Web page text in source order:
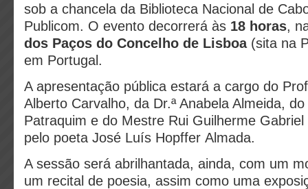
sob a chancela da Biblioteca Nacional de
Publicom. O evento decorrerá às 18 horas,
dos Paços do Concelho de Lisboa(sita na
em Portugal.
A apresentação pública estará a cargo do
Alberto Carvalho, da Dr.ª Anabela Almeida,
Patraquim e do Mestre Rui Guilherme
pelo poeta José Luís Hopffer Almada.
A sessão será abrilhantada, ainda, com um
um recital de poesia, assim como uma